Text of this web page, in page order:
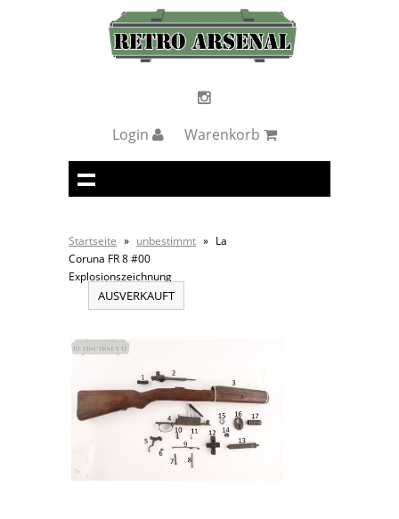
Login Warenkorb
Startseite » unbestimmt » La
Coruna FR 8 #00
Explosionszeichnung
AUSVERKAUFT